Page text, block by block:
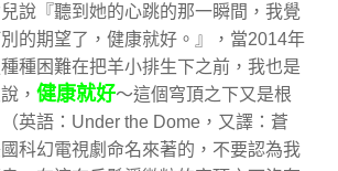
說『聽到她的心跳的那一瞬間，我覺
的期望了，健康就好。』，當2014年
種困難在把羊小排生下之前，我也是
， 健康就好～這個穹頂之下又是根
英語：Under the Dome，又譯：蒼
科幻電視劇命名來著的，不要認為我